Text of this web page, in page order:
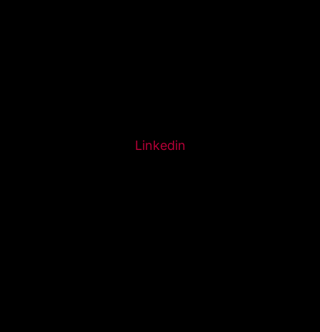
Linkedin